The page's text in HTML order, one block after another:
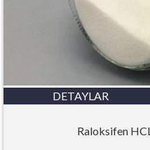
DETAYLAR
Raloksifen